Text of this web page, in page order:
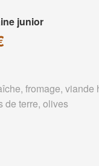
junior
fromage, viande
de terre, olives